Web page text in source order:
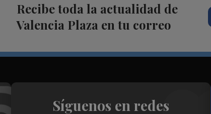
Recibe toda la actualidad de
Valencia Plaza en tu correo
Síguenos en redes